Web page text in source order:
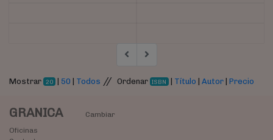
Mostrar 20 | 50 Todos // Ordenar ISBN Título |Autor |Precio
GRANICA
Cambiar
Oficinas